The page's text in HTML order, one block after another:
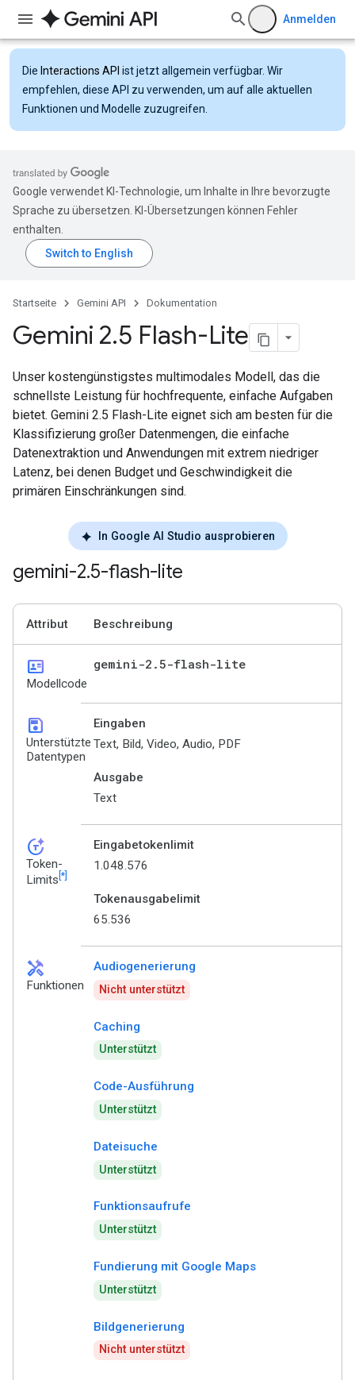
Anmelden
Die Interactions API ist jetzt allgemein verfügbar. Wir
empfehlen, diese API zu verwenden, um auf alle aktuellen
Funktionen und Modelle zuzugreifen.
Google verwendet KI-Technologie, um Inhalte in Ihre bevorzugte
Sprache zu übersetzen. KI-Übersetzungen können Fehler
enthalten.
Startseite Gemini API Dokumentation
Gemini 2.5 Flash-Lite
Unser kostengünstigstes multimodales Modell, das die
schnellste Leistung für hochfrequente, einfache Aufgaben
bietet. Gemini 2.5 Flash-Lite eignet sich am besten für die
Klassifizierung großer Datenmengen, die einfache
Datenextraktion und Anwendungen mit extrem niedriger
Latenz, bei denen Budget und Geschwindigkeit die
primären Einschränkungen sind.
In Google AI Studio ausprobieren
gemini-2.5-flash-lite
Attribut Beschreibung
id_card
Modellcode
gemini-2 .5-flash-lite
save
Unterstützte
Datentypen
Eingaben
Text, Bild, Video, Audio, PDF
Ausgabe
Text
token_auto
Token-
Limits [*]
Eingabetokenlimit
1.048.576
Tokenausgabelimit
65.536
handyman
Funktionen
Audiogenerierung
Nicht unterstützt
Caching
Unterstützt
Code-Ausführung
Unterstützt
Dateisuche
Unterstützt
Funktionsaufrufe
Unterstützt
Fundierung mit Google Maps
Unterstützt
Bildgenerierung
Nicht unterstützt